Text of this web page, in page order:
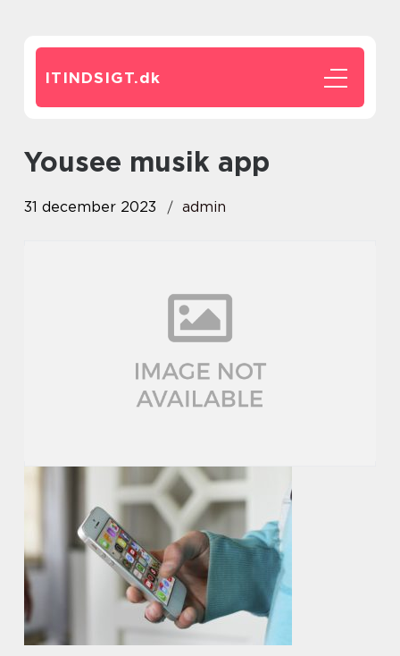
ITINDSIGT.dk
yousee musik app
31 december 2023 admin